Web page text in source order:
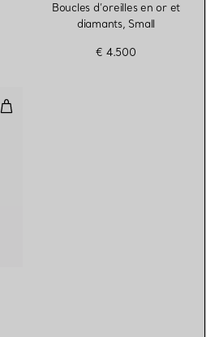
Boucles d’oreilles en or et
diamants, Small
€ 4.500
Boucles d’oreilles huggies en